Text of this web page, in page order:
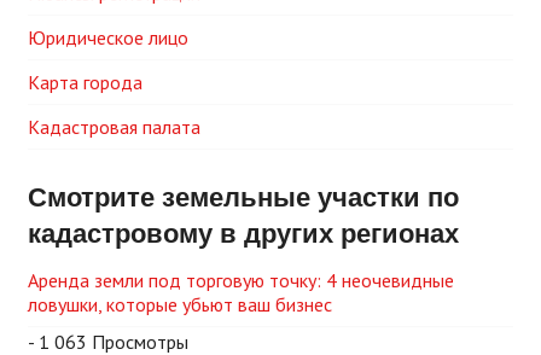
Юридическое лицо
Карта города
Кадастровая палата
Смотрите земельные участки по
кадастровому в других регионах
Аренда земли под торговую точку: 4 неочевидные
ловушки, которые убьют ваш бизнес
- 1 063 Просмотры